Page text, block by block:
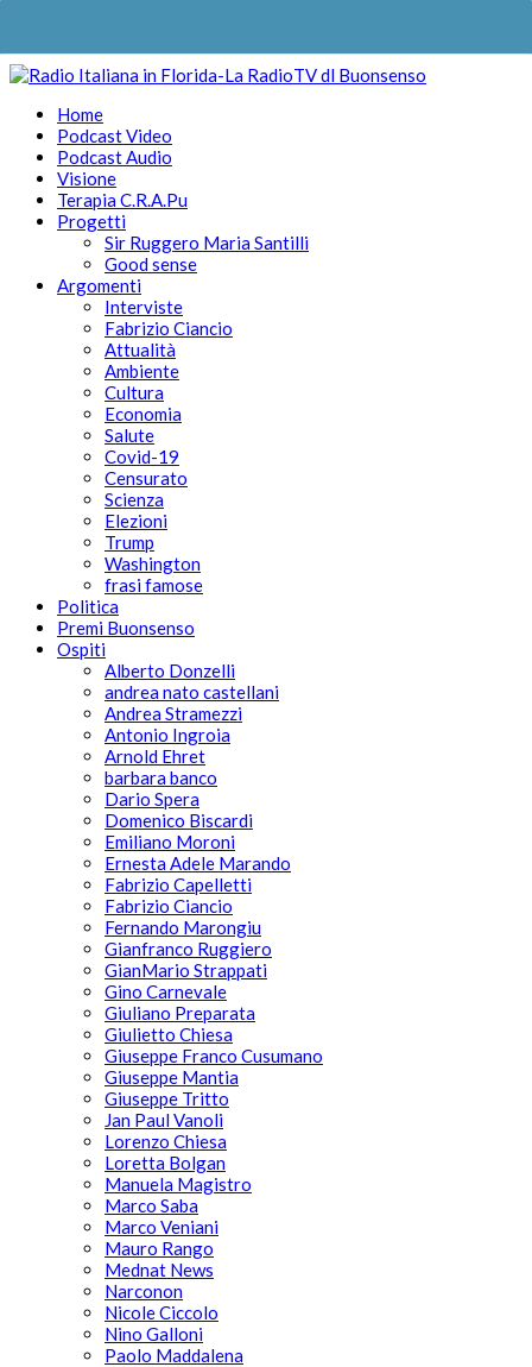
Home
Podcast Video
Podcast Audio
Visione
Terapia C.R.A.Pu
Progetti
Sir Ruggero Maria Santilli
Good sense
Argomenti
Interviste
Fabrizio Ciancio
Attualità
Ambiente
Cultura
Economia
Salute
Covid-19
Censurato
Scienza
Elezioni
Trump
Washington
frasi famose
Politica
Premi Buonsenso
Ospiti
Alberto Donzelli
andrea nato castellani
Andrea Stramezzi
Antonio Ingroia
Arnold Ehret
barbara banco
Dario Spera
Domenico Biscardi
Emiliano Moroni
Ernesta Adele Marando
Fabrizio Capelletti
Fabrizio Ciancio
Fernando Marongiu
Gianfranco Ruggiero
GianMario Strappati
Gino Carnevale
Giuliano Preparata
Giulietto Chiesa
Giuseppe Franco Cusumano
Giuseppe Mantia
Giuseppe Tritto
Jan Paul Vanoli
Lorenzo Chiesa
Loretta Bolgan
Manuela Magistro
Marco Saba
Marco Veniani
Mauro Rango
Mednat News
Narconon
Nicole Ciccolo
Nino Galloni
Paolo Maddalena